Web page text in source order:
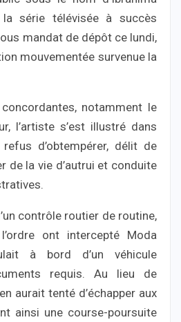
série télévisée à succès
mandat de dépôt ce lundi,
mouvementée survenue la
notamment le
l’artiste s’est illustré dans
d’obtempérer, délit de
de la vie d’autrui et conduite
contrôle routier de routine,
ont intercepté Moda
à bord d’un véhicule
requis. Au lieu de
aurait tenté d’échapper aux
ainsi une course-poursuite